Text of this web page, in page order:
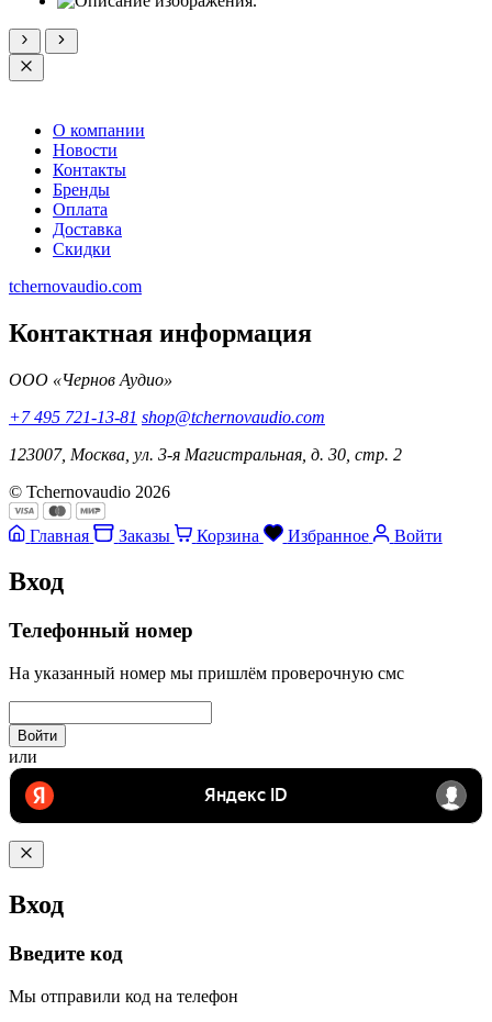
О компании
Новости
Контакты
Бренды
Оплата
Доставка
Скидки
tchernovaudio.com
Контактная информация
ООО «Чернов Аудио»
+7 495 721-13-81 shop@tchernovaudio.com
123007, Москва, ул. 3-я Магистральная, д. 30, стр. 2
© Tchernovaudio 2026
Главная Заказы Корзина Избранное Войти
Вход
Телефонный номер
На указанный номер мы пришлём проверочную смс
Войти
или
Вход
Введите код
Мы отправили код на телефон